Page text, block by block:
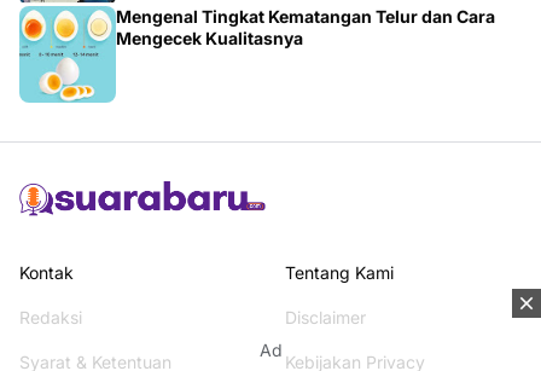
Mengenal Tingkat Kematangan Telur dan Cara
Mengecek Kualitasnya
Ad
Kontak Tentang Kami
Redaksi Disclaimer
Syarat & Ketentuan Kebijakan Privacy